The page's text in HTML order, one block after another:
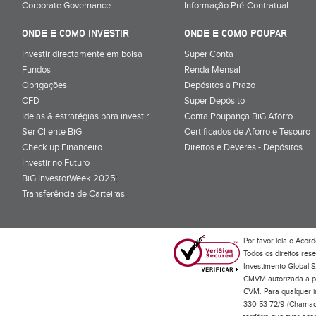
Corporate Governance Informação Pré-Contratual
ONDE E COMO INVESTIR
Investir directamente em bolsa
Fundos
Obrigações
CFD
Ideias & estratégias para investir
Ser Cliente BiG
Check up Financeiro
Investir no Futuro
BiG InvestorWeek 2025;
Transferência de Carteiras;
ONDE E COMO POUPAR
Super Conta
Renda Mensal
Depósitos a Prazo
Super Depósito
Conta Poupança BiG Aforro
Certificados de Aforro e Tesouro
Direitos e Deveres - Depósitos
Por favor leia o
Todos os direitos
Investimento Global
CMVM autorizada a
CVM. Para qualquer
330 53 72/9